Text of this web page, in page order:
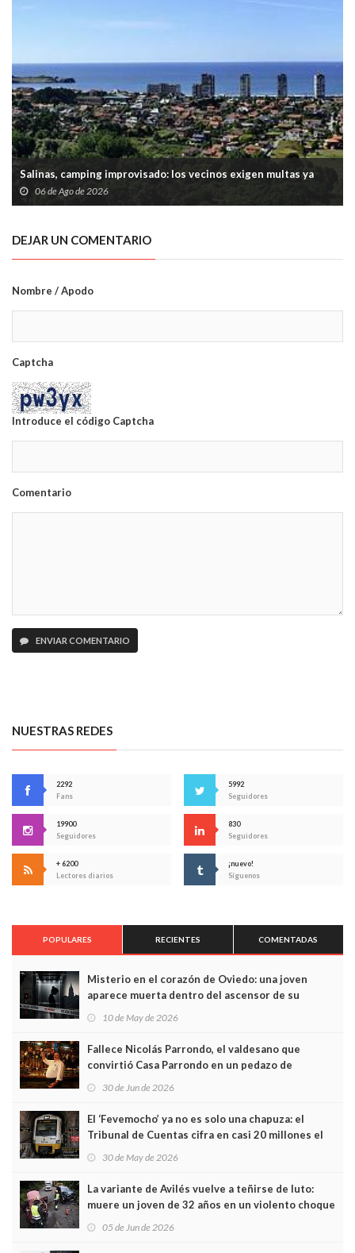
Salinas, camping improvisado: los vecinos exigen multas ya
06 de Ago de 2026
DEJAR UN COMENTARIO
Nombre / Apodo
Captcha
Introduce el código Captcha
Comentario
ENVIAR COMENTARIO
NUESTRAS REDES
2292
Fans
5992
Seguidores
19900
Seguidores
830
Seguidores
+ 6200
Lectores diarios
¡nuevo!
Síguenos
POPULARES RECIENTES COMENTADAS
Misterio en el corazón de Oviedo: una joven
aparece muerta dentro del ascensor de su
edificio y las cámaras captan sus últimos minutos
10 de May de 2026
Fallece Nicolás Parrondo, el valdesano que
convirtió Casa Parrondo en un pedazo de
Asturias en Madrid
30 de Jun de 2026
El ‘Fevemocho’ ya no es solo una chapuza: el
Tribunal de Cuentas cifra en casi 20 millones el
sobrecoste de los trenes que no cabían por los
30 de May de 2026
La variante de Avilés vuelve a teñirse de luto:
muere un joven de 32 años en un violento choque
frontal
05 de Jun de 2026